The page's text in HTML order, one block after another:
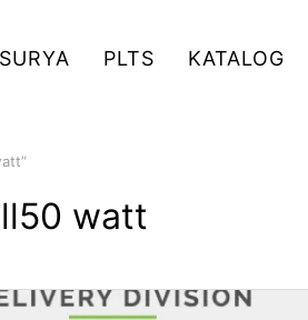
PLTS KATALOG
watt